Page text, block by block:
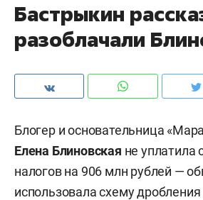
Бастрыкин
разоблачали
Блогер и основательница
Елена Блиновская не уплатила
налогов на 906 млн рублей —
использовала схему дробления